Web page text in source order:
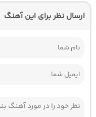
ارسال نظر برای این آهنگ